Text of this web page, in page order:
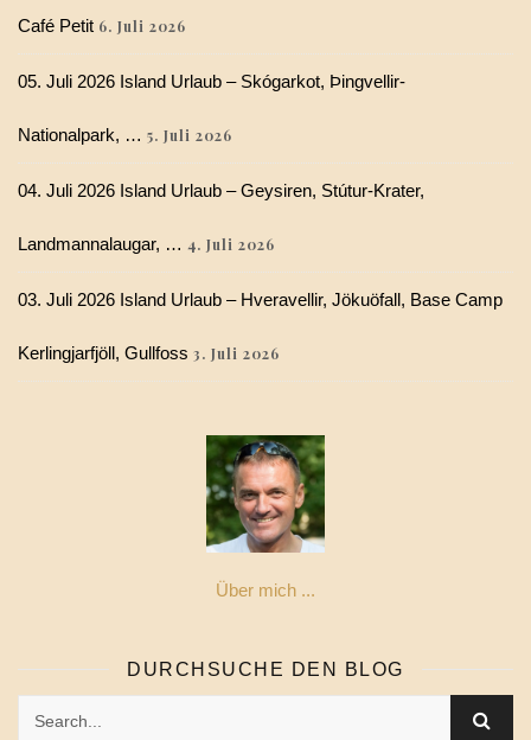
Café Petit 6. Juli 2026
05. Juli 2026 Island Urlaub – Skógarkot, Þingvellir-
Nationalpark, … 5. Juli 2026
04. Juli 2026 Island Urlaub – Geysiren, Stútur-Krater,
Landmannalaugar, … 4. Juli 2026
03. Juli 2026 Island Urlaub – Hveravellir, Jökuöfall, Base Camp
Kerlingjarfjöll, Gullfoss 3. Juli 2026
Über mich ...
DURCHSUCHE DEN BLOG